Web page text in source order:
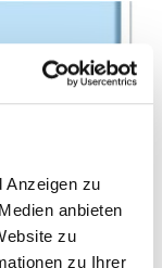
Anzeigen zu
anbieten
zu
zu Ihrer